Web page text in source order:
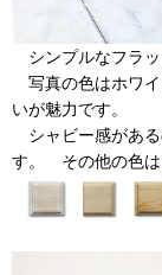
シンプルなフラッ
写真の色はホワイ
いが魅力です。
シャビー感があ
す。 その他の色